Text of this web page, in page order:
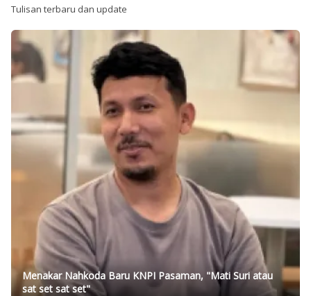
Tulisan terbaru dan update
Menakar Nahkoda Baru KNPI Pasaman, "Mati Suri atau
sat set sat set"